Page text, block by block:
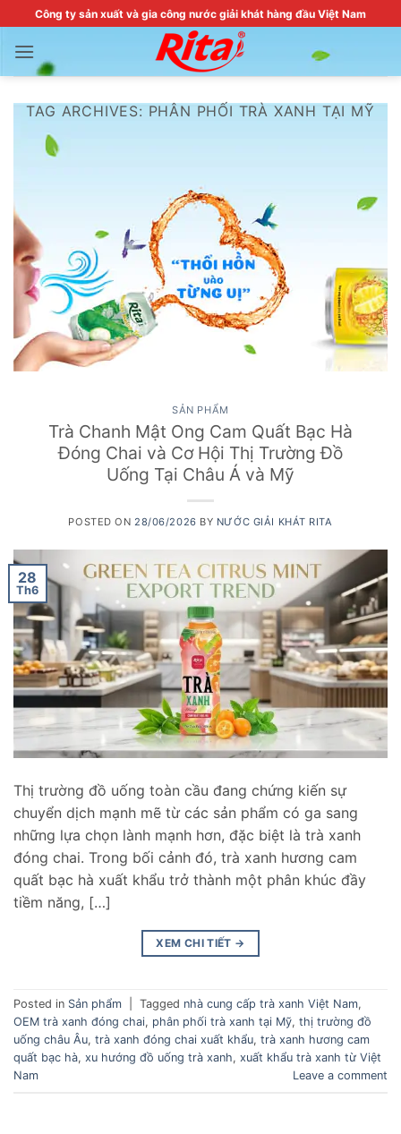
to
content
Công ty sản xuất và gia công nước giải khát hàng đầu Việt Nam
TAG ARCHIVES: PHÂN PHỐI TRÀ XANH TẠI MỸ
SẢN PHẨM
Trà Chanh Mật Ong Cam Quất Bạc Hà
Đóng Chai và Cơ Hội Thị Trường Đồ
Uống Tại Châu Á và Mỹ
POSTED ON 28/06/2026 BY NƯỚC GIẢI KHÁT RITA
28
Th6
Thị trường đồ uống toàn cầu đang chứng kiến sự
chuyển dịch mạnh mẽ từ các sản phẩm có ga sang
những lựa chọn lành mạnh hơn, đặc biệt là trà xanh
đóng chai. Trong bối cảnh đó, trà xanh hương cam
quất bạc hà xuất khẩu trở thành một phân khúc đầy
tiềm năng, […]
XEM CHI TIẾT →
Posted in Sản phẩm Tagged nhà cung cấp trà xanh Việt Nam,
OEM trà xanh đóng chai, phân phối trà xanh tại Mỹ, thị trường đồ
uống châu Âu, trà xanh đóng chai xuất khẩu, trà xanh hương cam
quất bạc hà, xu hướng đồ uống trà xanh, xuất khẩu trà xanh từ Việt
Nam
Leave a comment